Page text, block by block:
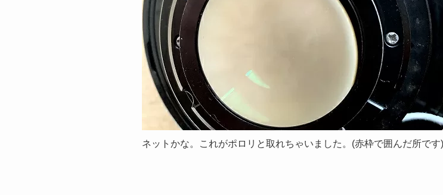
ネットかな。これがポロリと取れちゃいました。(赤枠で囲んだ所です)